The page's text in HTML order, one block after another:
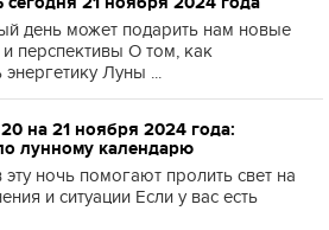
день может подарить нам новые
перспективы О том, как
энергетику Луны ...
на 21 ноября 2024 года:
лунному календарю
ночь помогают пролить свет на
и ситуации Если у вас есть